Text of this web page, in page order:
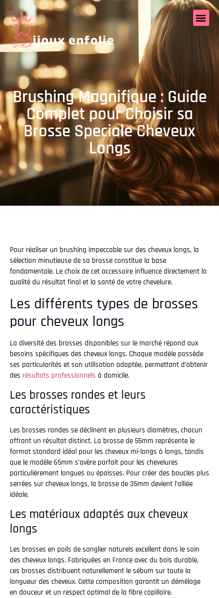
Brushing Magnifique : Guide
Complet pour Choisir sa
Brosse Speciale Cheveux
Longs
Pour réaliser un brushing impeccable sur des cheveux longs, la
sélection minutieuse de sa brosse constitue la base
fondamentale. Le choix de cet accessoire influence directement la
qualité du résultat final et la santé de votre chevelure.
Les différents types de brosses
pour cheveux longs
La diversité des brosses disponibles sur le marché répond aux
besoins spécifiques des cheveux longs. Chaque modèle possède
ses particularités et son utilisation adaptée, permettant d’obtenir
des résultats professionnels à domicile.
Les brosses rondes et leurs
caractéristiques
Les brosses rondes se déclinent en plusieurs diamètres, chacun
offrant un résultat distinct. La brosse de 55mm représente le
format standard idéal pour les cheveux mi-longs à longs, tandis
que le modèle 65mm s’avère parfait pour les chevelures
particulièrement longues ou épaisses. Pour créer des boucles plus
serrées sur cheveux longs, la brosse de 35mm devient l’alliée
idéale.
Les matériaux adaptés aux cheveux
longs
Les brosses en poils de sanglier naturels excellent dans le soin
des cheveux longs. Fabriquées en France avec du bois durable,
ces brosses distribuent naturellement le sébum sur toute la
longueur des cheveux. Cette composition garantit un démêlage
en douceur et un respect optimal de la fibre capillaire.